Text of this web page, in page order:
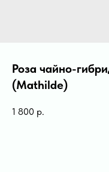
Роза чайно-
(Mathilde)
1 800 р.